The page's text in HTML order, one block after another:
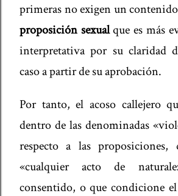
primeras no exigen un
proposición sexualque es más
interpretativa por su claridad
caso a partir de su aprobación.
Por tanto, el acoso callejero
dentro de las denominadas
respecto a las proposiciones,
«cualquier acto de
consentido, o que condicione